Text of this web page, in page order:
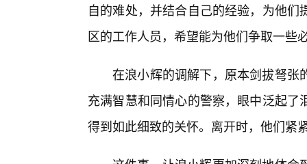
自的难处，并结合自己的经验，为他
区的工作人员，希望能为他们争取一些
在浪小辉的调解下，原本剑拔弩张
充满智慧和同情心的警察，眼中泛起
得到如此细致的关怀。离开时，他们紧